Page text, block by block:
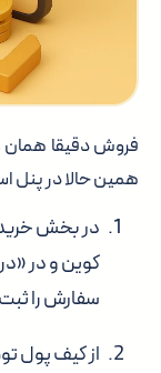
فروش دقیقا
همین حالا در پنل
در بخش
کوین و در
سفارش را
از کیف پول